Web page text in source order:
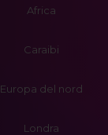
Africa
Caraibi
Europa del nord
Londra